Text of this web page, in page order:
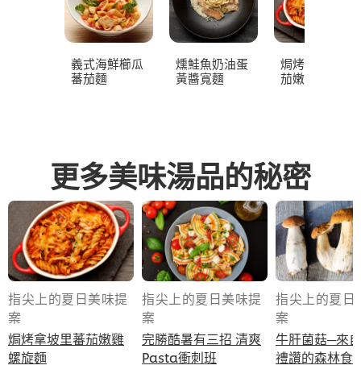
義式海鮮櫛瓜
蕃茄麵
燻鮭魚奶油蛋
黃醬寬麵
焗烤拿坡里蕃
茄嫩雞螺旋麵
更多美味湯品的秘密
指尖上的夏日美味提
案
焗烤拿坡里蕃茄嫩雞
螺旋麵
指尖上的夏日美味提
案
完勝酷暑有三招 清爽
Pasta衝刺班
指尖上的夏日
案
牛肝菌菇─來
禮讚的森林食